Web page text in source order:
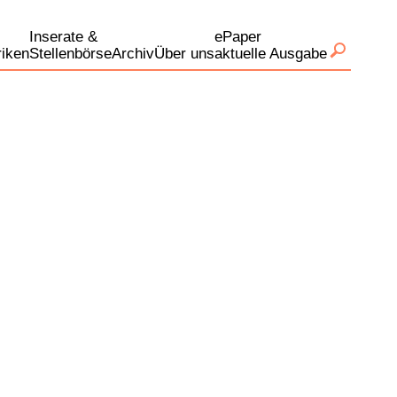
Inserate &
StellenbörseArchivÜber uns
ePaper
aktuelle Ausgabe